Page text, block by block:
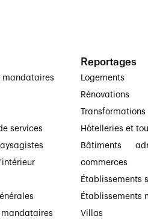
mandataires
services
mandataires
Reportages
Logements
Rénovations
Hôtelleries et
Bâtiments
commerces
Établissements
Établissements
Villas